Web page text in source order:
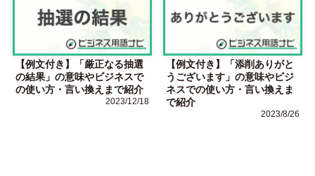
【例文付き】「厳正なる抽選
の結果」の意味やビジネスで
の使い方・言い換えまで紹介
2023/12/18
【例文付き】「添削ありがと
うございます」の意味やビジ
ネスでの使い方・言い換えま
で紹介
2023/8/26